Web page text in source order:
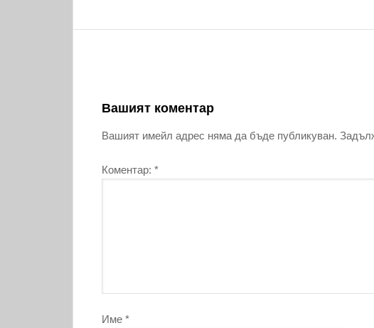
Вашият коментар
Вашият имейл адрес няма да бъде публикуван.
Коментар: *
Име *